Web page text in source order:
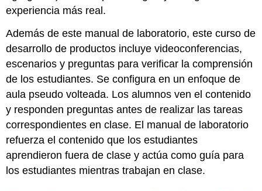
experiencia más real.
Además de este manual de laboratorio, este curso de
desarrollo de productos incluye videoconferencias,
escenarios y preguntas para verificar la comprensión
de los estudiantes. Se configura en un enfoque de
aula pseudo volteada. Los alumnos ven el contenido
y responden preguntas antes de realizar las tareas
correspondientes en clase. El manual de laboratorio
refuerza el contenido que los estudiantes
aprendieron fuera de clase y actúa como guía para
los estudiantes mientras trabajan en clase.